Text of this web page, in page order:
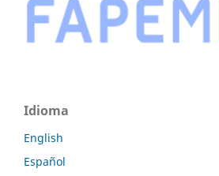
Idioma
English
Español